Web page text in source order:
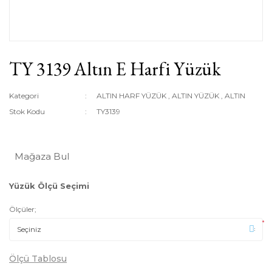
TY 3139 Altın E Harfi Yüzük
Kategori ALTIN HARF YÜZÜK ,ALTIN YÜZÜK ,ALTIN
Stok Kodu
TY3139
Mağaza Bul
Yüzük Ölçü Seçimi
Ölçüler;
*
Ölçü Tablosu